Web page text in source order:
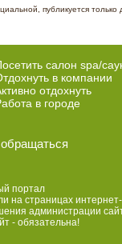
публикуется только
салон spa/
в компании
отдохнуть
в городе
портал
на страницах интернет-
администрации
- обязательна!